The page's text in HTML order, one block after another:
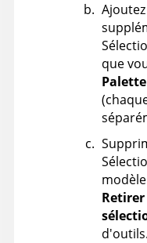
que
Palette
d'outils.